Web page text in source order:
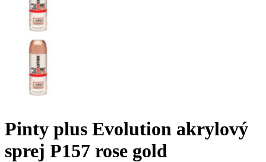
Pinty plus Evolution akrylový
sprej P157 rose gold